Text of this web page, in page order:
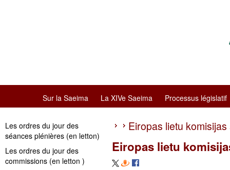
Sur la Saeima La XIVe Saeima Processus législatif
Les ordres du jour des
séances plénières (en letton)
Les ordres du jour des
commissions (en letton )
Eiropas lietu
Eiropas lietu